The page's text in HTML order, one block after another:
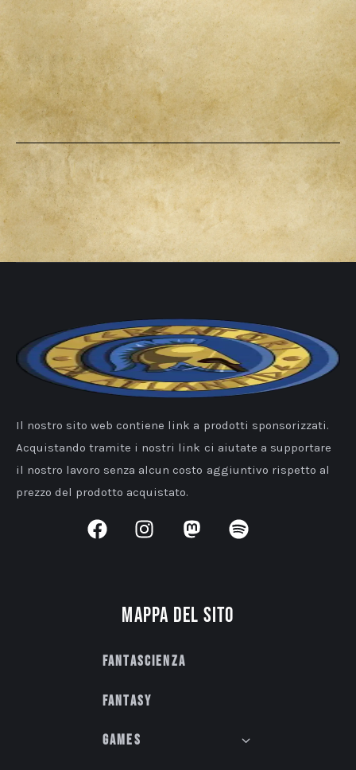
Il nostro sito web contiene link a prodotti sponsorizzati.
Acquistando tramite i nostri link ci aiutate a supportare
il nostro lavoro senza alcun costo aggiuntivo rispetto al
prezzo del prodotto acquistato.
Mappa del sito
Fantascienza
Fantasy
Games